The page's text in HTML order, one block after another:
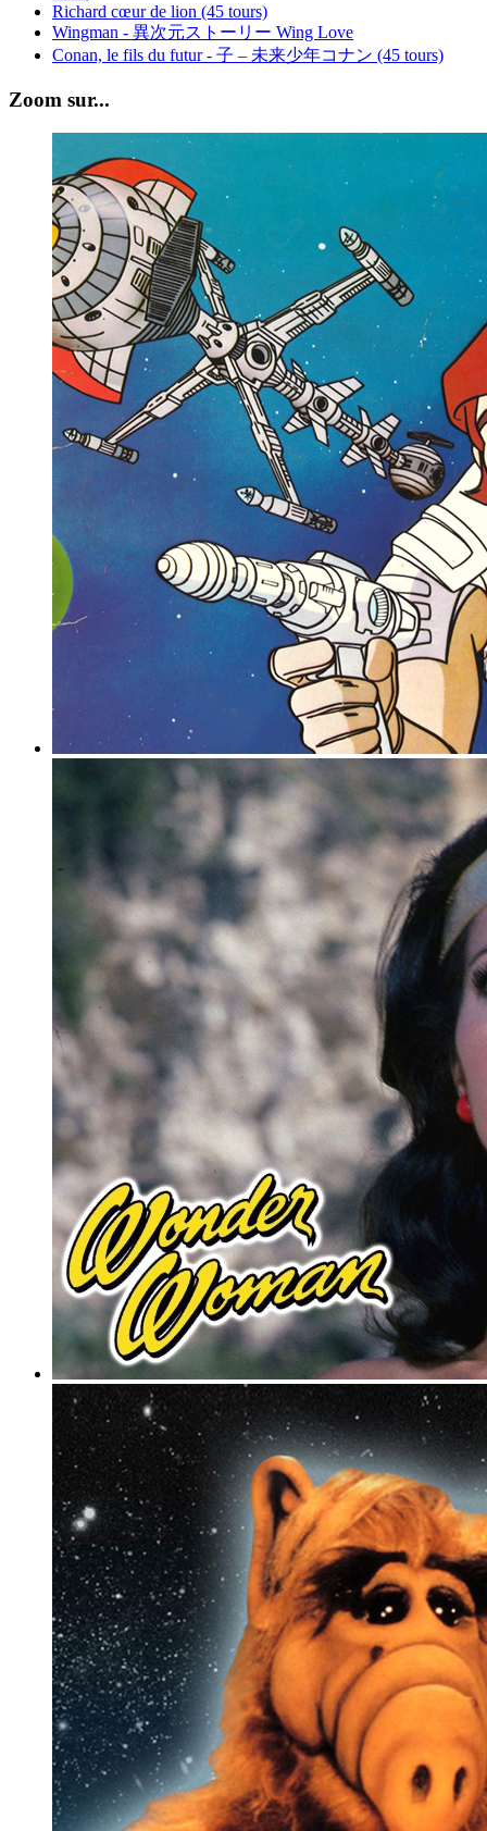
Richard cœur de lion (45 tours)
Wingman - 異次元ストーリー Wing Love
Conan, le fils du futur - 子 – 未来少年コナン (45 tours)
Zoom sur...